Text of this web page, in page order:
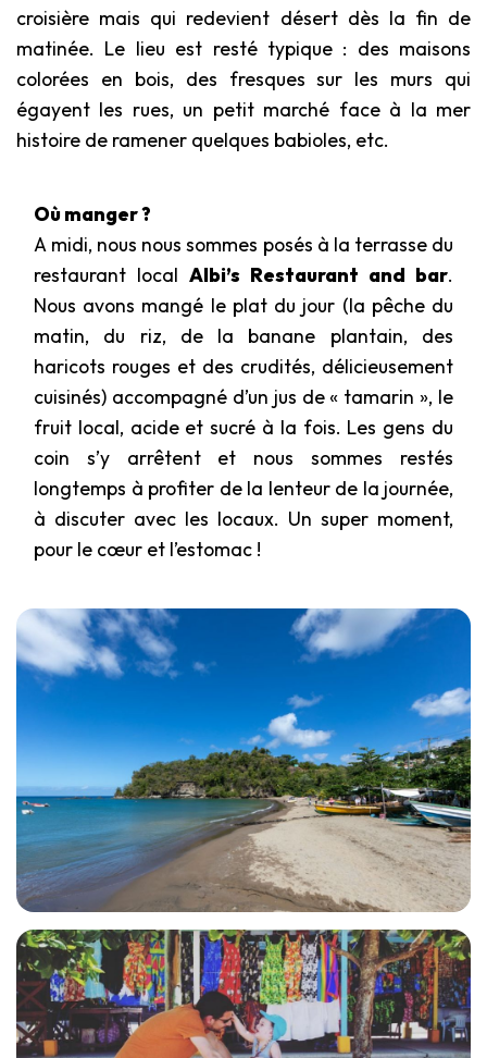
croisière mais qui redevient désert dès la fin de
matinée. Le lieu est resté typique : des maisons
colorées en bois, des fresques sur les murs qui
égayent les rues, un petit marché face à la mer
histoire de ramener quelques babioles, etc.
Où manger ?
A midi, nous nous sommes posés à la terrasse du
restaurant local Albi’s Restaurant and bar.
Nous avons mangé le plat du jour (la pêche du
matin, du riz, de la banane plantain, des
haricots rouges et des crudités, délicieusement
cuisinés) accompagné d’un jus de « tamarin », le
fruit local, acide et sucré à la fois. Les gens du
coin s’y arrêtent et nous sommes restés
longtemps à profiter de la lenteur de la journée,
à discuter avec les locaux. Un super moment,
pour le cœur et l’estomac !